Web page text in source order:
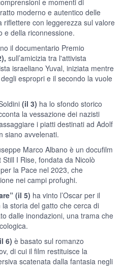
e momenti di
moderno e autentico delle
riflettere con leggerezza sul valore
e della riconnessione.
il documentario Premio
sull’amicizia tra l'attivista
israeliano Yuval, iniziata mentre
espropri e il secondo la vuole
(il 3) ha lo sfondo storico
la vessazione dei nazisti
i piatti destinati ad Adolf
siano avvelenati.
Marco Albano è un docufilm
I Rise, fondata da Nicolò
la Pace nel 2023, che
nei campi profughi.
(il 5) ha vinto l’Oscar per il
la storia del gatto che cerca di
dalle inondazioni, una trama che
il 6) è basato sul romanzo
di cui il film restituisce la
scatenata dalla fantasia negli